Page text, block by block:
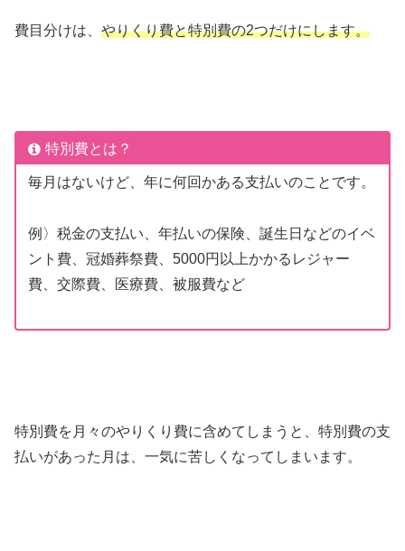
費目分けは、 やりくり費と特別費の2つだけにします。
特別費とは？
毎月はないけど、年に何回かある支払いのことです。
例〉税金の支払い、年払いの保険、誕生日などのイベ
ント費、冠婚葬祭費、5000円以上かかるレジャー
費、交際費、医療費、被服費など
特別費を月々のやりくり費に含めてしまうと、特別費の支
払いがあった月は、一気に苦しくなってしまいます。